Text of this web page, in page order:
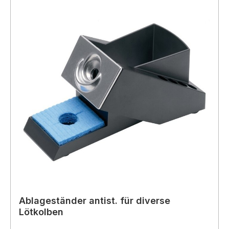
Ablageständer antist. für diverse
Lötkolben